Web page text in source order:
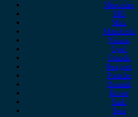
Mercedes
MG
Mini
Mitsubishi
Nissan
Opel
Omoda
Peugeot
Porsche
Renault
Rover
Saab
Seat